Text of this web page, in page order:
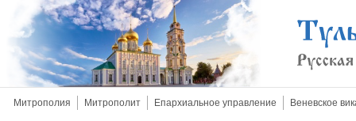
Митрополия Митрополит Епархиальное управление Веневское